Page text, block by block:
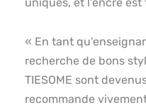
uniques, et l’encre
« En tant
recherche de bons
TIESOME sont
recommande